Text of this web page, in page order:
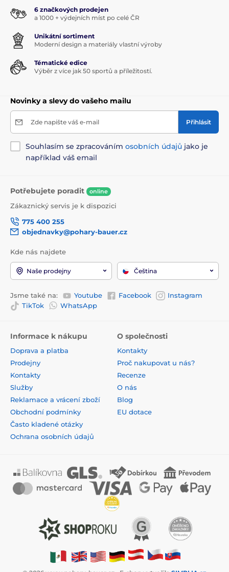
6 značkových prodejen
a 1000 + výdejních míst po celé ČR
Unikátní sortiment
Moderní design a materiály vlastní výroby
Tématické edice
Výběr z více jak 50 sportů a příležitostí.
Novinky a slevy do vašeho mailu
Zde napište váš e-mail Přihlásit
Souhlasím se zpracováním osobních údajů jako je
například váš email
Potřebujete poradit online
Zákaznický servis je k dispozici
775 400 255
objednavky@pohary-bauer.cz
Kde nás najdete
Naše prodejny Čeština
Jsme také na: Youtube Facebook
Instagram
TikTok
WhatsApp
Informace k nákupu
Doprava a platba
Prodejny
Kontakty
Služby
Reklamace a vrácení zboží
Obchodní podmínky
Často kladené otázky
Ochrana osobních údajů
O společnosti
Kontakty
Proč nakupovat u nás?
Recenze
O nás
Blog
EU dotace